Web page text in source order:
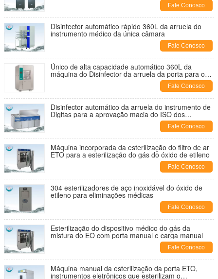
Fale Conosco
Disinfector automático rápido 360L da arruela do
instrumento médico da única câmara
Fale Conosco
Único de alta capacidade automático 360L da
máquina do Disinfector da arruela da porta para o
Fale Conosco
Disinfector automático da arruela do instrumento de
Digitas para a aprovação macia do ISO dos
Fale Conosco
Máquina incorporada da esterilização do filtro de ar
ETO para a esterilização do gás do óxido de etileno
Fale Conosco
304 esterilizadores de aço inoxidável do óxido de
etileno para eliminações médicas
Fale Conosco
Esterilização do dispositivo médico do gás da
mistura do EO com porta manual e carga manual
Fale Conosco
Máquina manual da esterilização da porta ETO,
instrumentos eletrônicos que esterilizam o